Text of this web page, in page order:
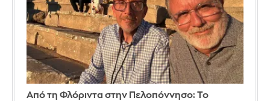
Από τη Φλόριντα στην Πελοπόννησο: Το